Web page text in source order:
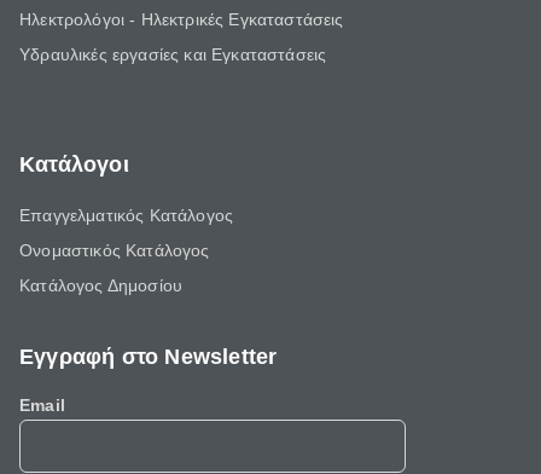
Ηλεκτρολόγοι - Ηλεκτρικές Εγκαταστάσεις
Υδραυλικές εργασίες και Εγκαταστάσεις
Κατάλογοι
Επαγγελματικός Κατάλογος
Ονομαστικός Κατάλογος
Κατάλογος Δημοσίου
Εγγραφή στο Newsletter
Email